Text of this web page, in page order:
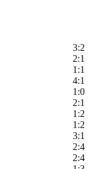
3:2
2:1
1:1
4:1
1:0
2:1
1:2
1:2
3:1
2:4
2:4